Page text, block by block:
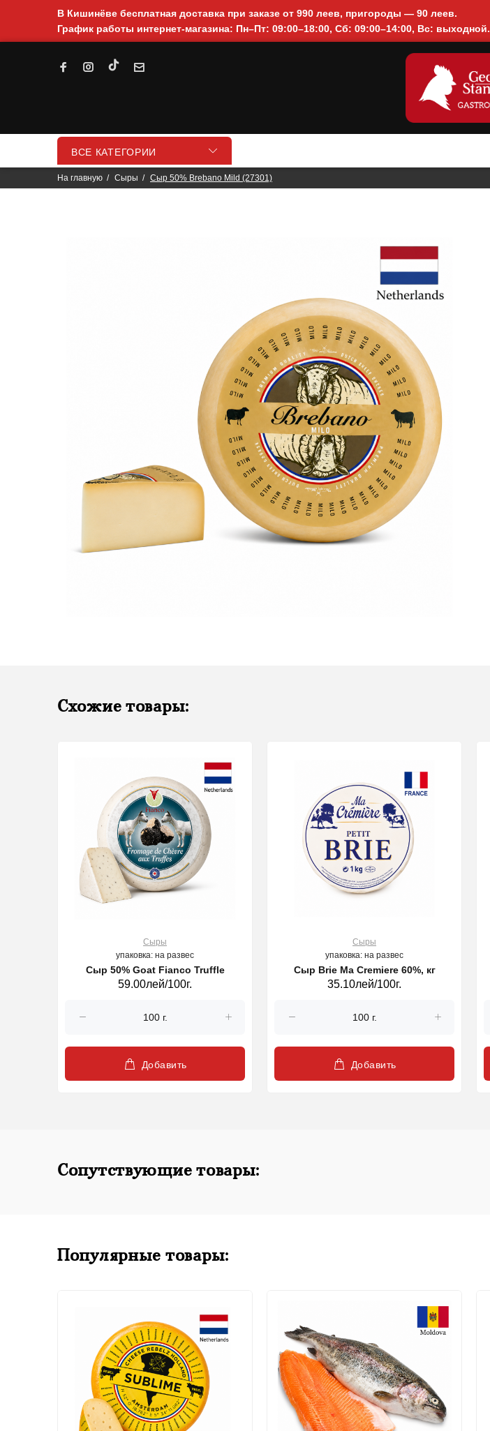
В Кишинёве бесплатная доставка при заказе от 990 леев, пригороды — 90 леев.
График работы интернет-магазина: Пн–Пт: 09:00–18:00, Сб: 09:00–14:00, Вс: выходной.
ВСЕ КАТЕГОРИИ
На главную Сыры Сыр 50% Brebano Mild (27301)
Схожие товары:
Сыры
упаковка: на развес
Сыр 50% Goat Fianco Truffle
59.00лей/100г.
Добавить
Сыры
упаковка: на развес
Сыр Brie Ma Cremiere 60%, кг
35.10лей/100г.
Добавить
Сопутствующие товары:
Популярные товары: